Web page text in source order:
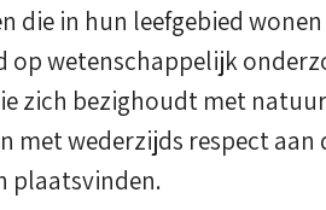
die in hun leefgebied
op wetenschappelijk
zich bezighoudt met
met wederzijds respect aan
plaatsvinden.